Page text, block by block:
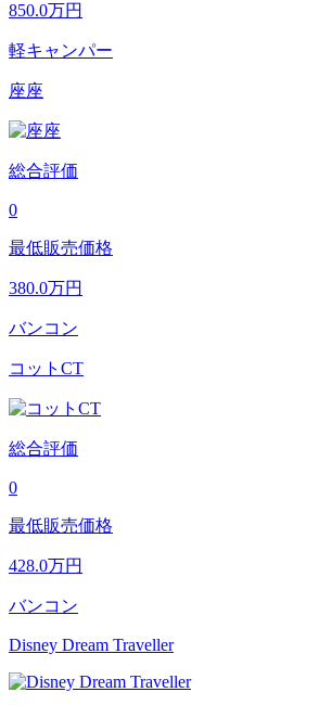
850.0万円
軽キャンパー
座座
総合評価
0
最低販売価格
380.0万円
バンコン
コットCT
総合評価
0
最低販売価格
428.0万円
バンコン
Disney Dream Traveller